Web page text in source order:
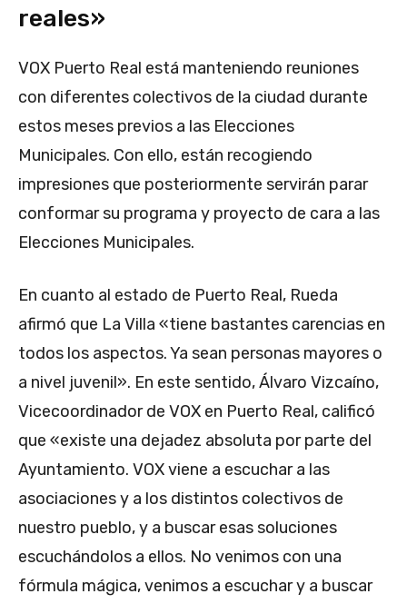
reales»
VOX Puerto Real está manteniendo reuniones
con diferentes colectivos de la ciudad durante
estos meses previos a las Elecciones
Municipales. Con ello, están recogiendo
impresiones que posteriormente servirán parar
conformar su programa y proyecto de cara a las
Elecciones Municipales.
En cuanto al estado de Puerto Real, Rueda
afirmó que La Villa «tiene bastantes carencias en
todos los aspectos. Ya sean personas mayores o
a nivel juvenil». En este sentido, Álvaro Vizcaíno,
Vicecoordinador de VOX en Puerto Real, calificó
que «existe una dejadez absoluta por parte del
Ayuntamiento. VOX viene a escuchar a las
asociaciones y a los distintos colectivos de
nuestro pueblo, y a buscar esas soluciones
escuchándolos a ellos. No venimos con una
fórmula mágica, venimos a escuchar y a buscar